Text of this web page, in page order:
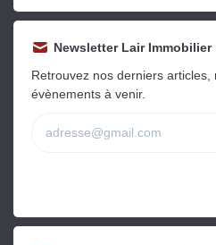
Estimer mon bien
Newsletter Lair Immobilier
Retrouvez nos derniers
évènements à venir.